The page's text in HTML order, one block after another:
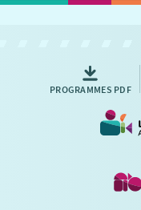
PROGRAMMES PDF